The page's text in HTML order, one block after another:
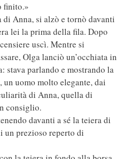
finito.»
di Anna, si alzò e tornò davanti
lei la prima della fila. Dopo
uscì. Mentre si
Olga lanciò un’occhiata in
stava parlando e mostrando la
uomo molto elegante, dai
di Anna, quella di
consiglio.
davanti a sé la teiera di
un prezioso reperto di